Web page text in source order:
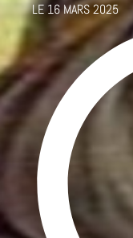
LE16 MARS 2025